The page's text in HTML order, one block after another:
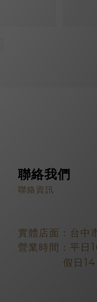
聯絡我們
聯絡資訊
實體店面：台中
營業時間：平
假日14